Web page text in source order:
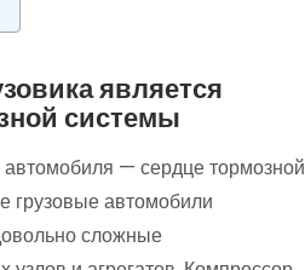
является
системы
автомобиля — сердце тормозной
автомобили
сложные